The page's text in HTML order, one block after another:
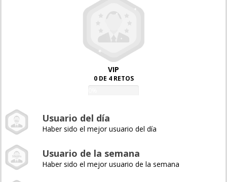
VIP
0 DE 4 RETOS
Usuario del día
Haber sido el mejor usuario del día
Usuario de la semana
Haber sido el mejor usuario de la semana